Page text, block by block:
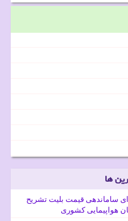
ها
ساماندهی قیمت بلیت تشریح
هواپیمایی کشوری